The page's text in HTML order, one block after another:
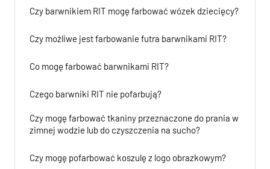
Czy barwnikiem RIT mogę farbować wózek dziecięcy?
Czy możliwe jest farbowanie futra barwnikami RIT?
Co mogę farbować barwnikami RIT?
Czego barwniki RIT nie pofarbują?
Czy mogę farbować tkaniny przeznaczone do prania w
zimnej wodzie lub do czyszczenia na sucho?
Czy mogę pofarbować koszulę z logo obrazkowym?